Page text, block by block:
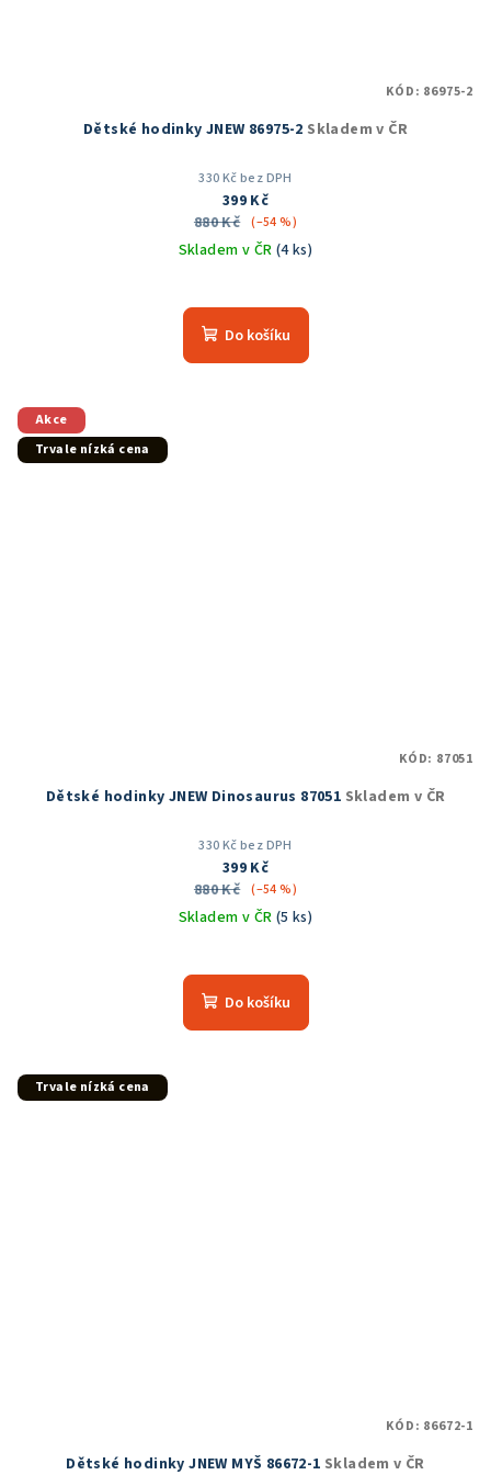
Dětské hodinky JNEW 86975-2 Skladem v ČR
330 Kč bez DPH
399 Kč
880 Kč (–54 %)
Skladem v ČR (4 ks)
Do košíku
KÓD: 86975-2
Akce
Trvale nízká cena
Dětské hodinky JNEW Dinosaurus 87051 Skladem v ČR
330 Kč bez DPH
399 Kč
880 Kč (–54 %)
Skladem v ČR (5 ks)
hodnocení
produktu
Do košíku
KÓD: 87051
Trvale nízká cena
Dětské hodinky JNEW MYŠ 86672-1 Skladem v ČR
KÓD: 86672-1